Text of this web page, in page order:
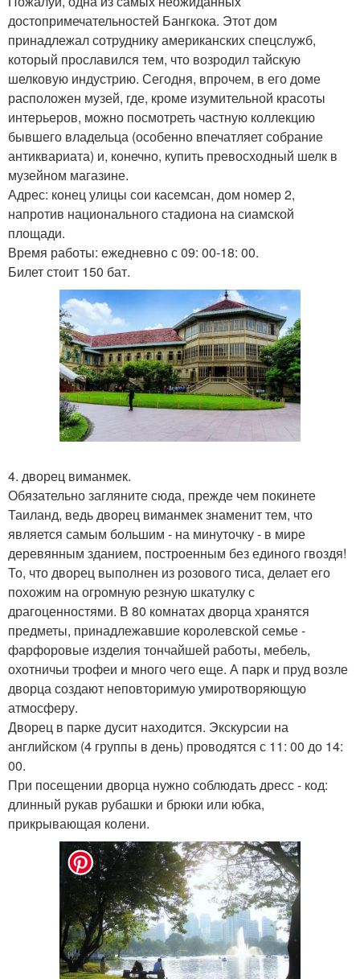
достопримечательностей Бангкока. Этот дом
принадлежал сотруднику американских спецслужб,
который прославился тем, что возродил тайскую
шелковую индустрию. Сегодня, впрочем, в его доме
расположен музей, где, кроме изумительной красоты
интерьеров, можно посмотреть частную коллекцию
бывшего владельца (особенно впечатляет собрание
антиквариата) и, конечно, купить превосходный шелк в
музейном магазине.
Адрес: конец улицы сои касемсан, дом номер 2,
напротив национального стадиона на сиамской
площади.
Время работы: ежедневно с 09: 00-18: 00.
Билет стоит 150 бат.
4. дворец виманмек.
Обязательно загляните сюда, прежде чем покинете
Таиланд, ведь дворец виманмек знаменит тем, что
является самым большим - на минуточку - в мире
деревянным зданием, построенным без единого гвоздя!
То, что дворец выполнен из розового тиса, делает его
похожим на огромную резную шкатулку с
драгоценностями. В 80 комнатах дворца хранятся
предметы, принадлежавшие королевской семье -
фарфоровые изделия тончайшей работы, мебель,
охотничьи трофеи и много чего еще. А парк и пруд возле
дворца создают неповторимую умиротворяющую
атмосферу.
Дворец в парке дусит находится. Экскурсии на
английском (4 группы в день) проводятся с 11: 00 до 14:
00.
При посещении дворца нужно соблюдать дресс - код:
длинный рукав рубашки и брюки или юбка,
прикрывающая колени.